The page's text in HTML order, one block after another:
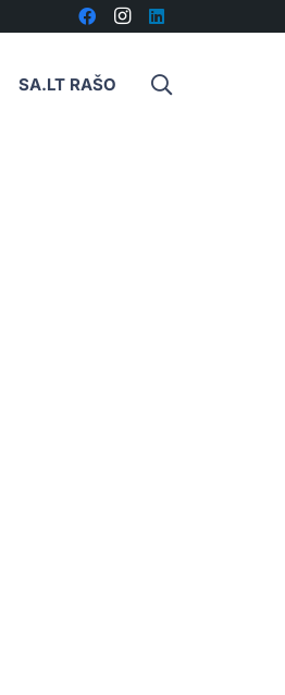
SA.LT RAŠO